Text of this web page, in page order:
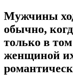
Мужчины
обычно,
только в
женщиной